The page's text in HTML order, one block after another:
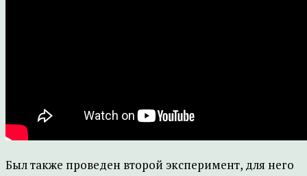
Был также проведен второй эксперимент, для него